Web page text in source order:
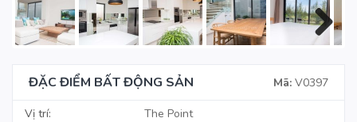
ĐẶC ĐIỂM BẤT ĐỘNG SẢN Mã: V0397
Vị trí:
The Point